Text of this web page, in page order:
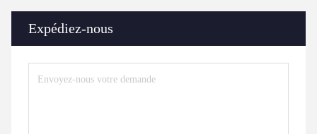
Expédiez-nous